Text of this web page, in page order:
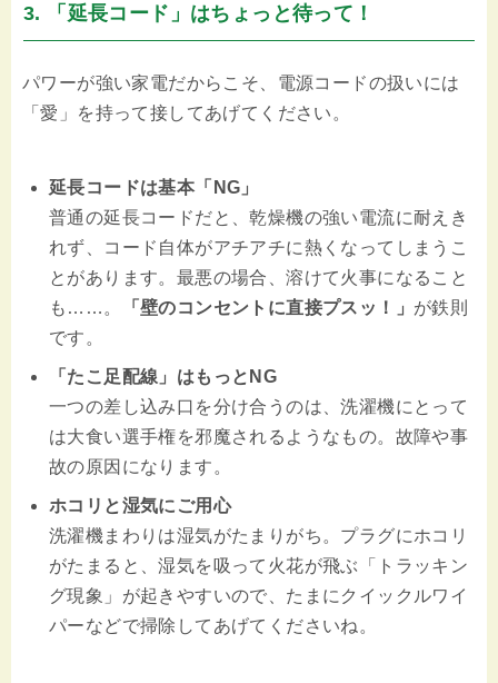
3. 「延長コード」はちょっと待って！
パワーが強い家電だからこそ、電源コードの扱いには
「愛」を持って接してあげてください。
延長コードは基本「NG」
普通の延長コードだと、乾燥機の強い電流に耐えき
れず、コード自体がアチアチに熱くなってしまうこ
とがあります。最悪の場合、溶けて火事になること
も……。
「壁のコンセントに直接プスッ！」 が鉄則
です。
「たこ足配線」はもっとNG
一つの差し込み口を分け合うのは、洗濯機にとって
は大食い選手権を邪魔されるようなもの。故障や事
故の原因になります。
ホコリと湿気にご用心
洗濯機まわりは湿気がたまりがち。プラグにホコリ
がたまると、湿気を吸って火花が飛ぶ「トラッキン
グ現象」が起きやすいので、たまにクイックルワイ
パーなどで掃除してあげてくださいね。